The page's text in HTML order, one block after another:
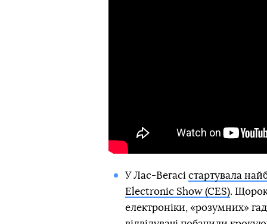
У Лас-Вегасі стартувала
Electronic Show (CES).
електроніки, «розумних»